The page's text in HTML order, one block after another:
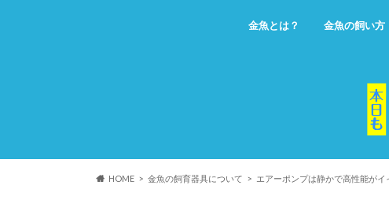
金魚とは？ 金魚の飼い方
HOME 金魚の飼育器具について エアーポンプは静かで高性能が